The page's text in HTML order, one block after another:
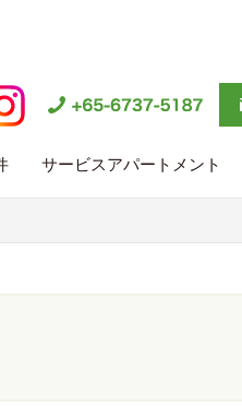
サービスアパートメント